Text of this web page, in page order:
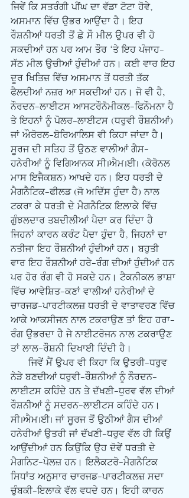
ਜਿਵੇਂ ਕਿ ਸਤਰੰਗੀ ਪੀਂਘ ਦਾ ਵੱਡਾ ਟੋਟਾ ਹੋਵੇ,
ਅਸਮਾਨ ਵਿੱਚ ਉਭਰ ਆਉਂਦਾ ਹੈ। ਇਹ
ਰੌਸ਼ਨੀਆਂ ਧਰਤੀ ਤੋਂ ਛੇ ਸੌ ਮੀਲ ਉਪਰ ਵੀ ਹੋ
ਸਕਦੀਆਂ ਹਨ ਪਰ ਆਮ ਤੌਰ ‘ਤੇ ਇਹ ਪੰਜਾਹ-
ਸੱਠ ਮੀਲ ਉੁਚੀਆਂ ਹੁੰਦੀਆਂ ਹਨ। ਕਈ ਵਾਰ ਇਹ
ਦੂਰ ਖਿਤਿਜ਼ ਵਿੱਚ ਅਸਮਾਨ ਤੋਂ ਧਰਤੀ ਤੱਕ
ਫੈਲਦੀਆਂ ਨਜ਼ਰ ਆ ਸਕਦੀਆਂ ਹਨ। ਜੋ ਵੀ ਹੈ,
ਨੌਰਦਨ-ਲਾਈਟਸ ਆਸਟਰੌਨੋਮੀਕਲ-ਫਿਨੌਮਨਾ ਹੈ
ਤੇ ਇਹਨਾਂ ਨੂੰ ਪੋਲਰ-ਲਾਈਟਸ (ਧਰੁਵੀ ਰੌਸ਼ਨੀਆਂ)
ਜਾਂ ਔਰੋਰਲ-ਬੋਰਿਆਲਿਸ ਵੀ ਕਿਹਾ ਜਾਂਦਾ ਹੈ।
ਸੂਰਜ ਦੀ ਸਤਿਹ ਤੋਂ ਉਠਣ ਵਾਲੀਆਂ ਗੈਸ-
ਹਨੇਰੀਆਂ ਨੂੰ ਵਿਗਿਆਨਕ ਸੀ.ਐਮ.ਈ. (ਕੋਰੋਨਲ
ਮਾਸ ਇਜੈਕਸ਼ਨ) ਆਖਦੇ ਹਨ। ਇਹ ਧਰਤੀ ਦੇ
ਮੈਗਨੈਟਿਕ-ਫੀਲਡ (ਜੋ ਅਦਿੱਸ ਹੁੰਦਾ ਹੈ) ਨਾਲ
ਟਕਰਾ ਕੇ ਧਰਤੀ ਦੇ ਮੈਗਨੈਟਿਕ ਇਲਾਕੇ ਵਿੱਚ
ਗੁੰਝਲਦਾਰ ਤਬਦੀਲੀਆਂ ਪੈਦਾ ਕਰ ਦਿੰਦਾ ਹੈ
ਜਿਹਨਾਂ ਕਾਰਨ ਕਰੰਟ ਪੈਦਾ ਹੁੰਦਾ ਹੈ‎, ਜਿਹਨਾਂ ਦਾ
ਨਤੀਜਾ ਇਹ ਰੌਸ਼ਨੀਆਂ ਹੁੰਦੀਆਂ ਹਨ। ਬਹੁਤੀ
ਵਾਰ ਇਹ ਰੌਸ਼ਨੀਆਂ ਹਰੇ-ਰੰਗ ਦੀਆਂ ਹੁੰਦੀਆਂ ਹਨ
ਪਰ ਹੋਰ ਰੰਗ ਵੀ ਹੋ ਸਕਦੇ ਹਨ। ਟੈਕਨੀਕਲ ਭਾਸ਼ਾ
ਵਿੱਚ ਆਵੇਸ਼ਿਤ-ਕਣਾਂ ਵਾਲੀਆਂ ਹਨੇਰੀਆਂ ਦੇ
ਚਾਰਜਡ-ਪਾਰਟੀਕਲਜ਼ ਧਰਤੀ ਦੇ ਵਾਤਾਵਰਣ ਵਿੱਚ
ਆਕੇ ਆਕਸੀਜਨ ਨਾਲ ਟਕਰਾਉਣ ਤਾਂ ਇਹ ਹਰਾ-
ਰੰਗ ਉਭਰਦਾ ਹੈ‎ ਜੇ ਨਾਈਟਰੋਜਨ ਨਾਲ ਟਕਰਾਉਣ
ਤਾਂ ਲਾਲ-ਰੌਸ਼ਨੀ ਦਿਖਾਈ ਦਿੰਦੀ ਹੈ।
ਨੇੜੇ ਬਣਦੀਆਂ ਧਰੁਵੀ-ਰੌਸ਼ਨੀਆਂ ਨੂੰ ਨੌਰਦਨ-
ਲਾਈਟਸ ਕਹਿੰਦੇ ਹਨ ਤੇ ਦੱਖਣੀ-ਧੁਰਵ ਵੱਲ ਦੀਆਂ
ਰੌਸ਼ਨੀਆਂ ਨੂੰ ਸਦਰਨ-ਲਾਈਟਸ ਕਹਿੰਦੇ ਹਨ।
ਸੀ.ਐਮ.ਈ. ਜਾਂ ਸੂਰਜ ਤੋਂ ਉਠੀਆਂ ਗੈਸ ਦੀਆਂ
ਹਨੇਰੀਆਂ ਉਤਰੀ ਜਾਂ ਦੱਖਣੀ-ਧਰੁਵ ਵੱਲ ਹੀ ਕਿਉਂ
ਆਉਂਦੀਆਂ ਹਨ ਕਿਉਂਕਿ ਉਹ ਦੋਵੇਂ ਧਰਤੀ ਦੇ
ਮੈਗਨਿਟ-ਪੋਲਜ਼ ਹਨ। ਇਲੈਕਟਰੋ-ਮੈਗਨੈਟਿਕ
ਸਿਧਾਂਤ ਅਨੁਸਾਰ ਚਾਰਜਡ-ਪਾਰਟੀਕਲਜ਼ ਸਦਾ
ਚੁੰਬਕੀ-ਇਲਾਕੇ ਵੱਲ ਵਧਦੇ ਹਨ। ਇਹੀ ਕਾਰਨ